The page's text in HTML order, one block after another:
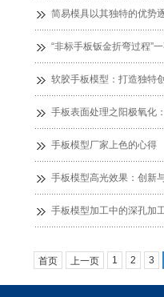
简易模具以其独特的优势
“非标手板钣金折弯过程”
软胶手板模型：打造独特
手板表面处理之阳极氧化
手板模型厂家上色的心得
手板模型高光效果：创新
手板模型加工中的深孔加
首页 上一页 1 2 3